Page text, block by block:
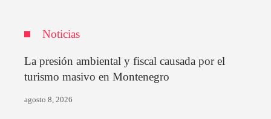
Noticias
La presión ambiental y fiscal causada por el
turismo masivo en Montenegro
agosto 8, 2026